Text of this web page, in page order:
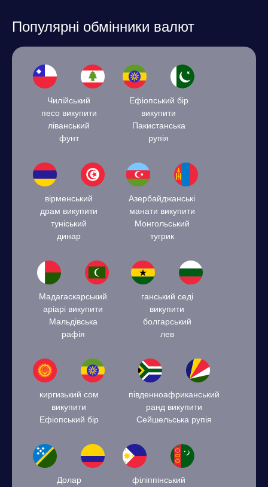
Популярні обмінники валют
Чилійський
песо викупити
ліванський
фунт
Ефіопський бір
викупити
Пакистанська
рупія
вірменський
драм викупити
туніський
динар
Азербайджанські
манати викупити
Монгольський
тугрик
Мадагаскарський
аріарі викупити
Мальдівська
рафія
ганський седі
викупити
болгарський
лев
киргизький сом
викупити
Ефіопський бір
південноафриканський
ранд викупити
Сейшельська рупія
Долар
філіппінський